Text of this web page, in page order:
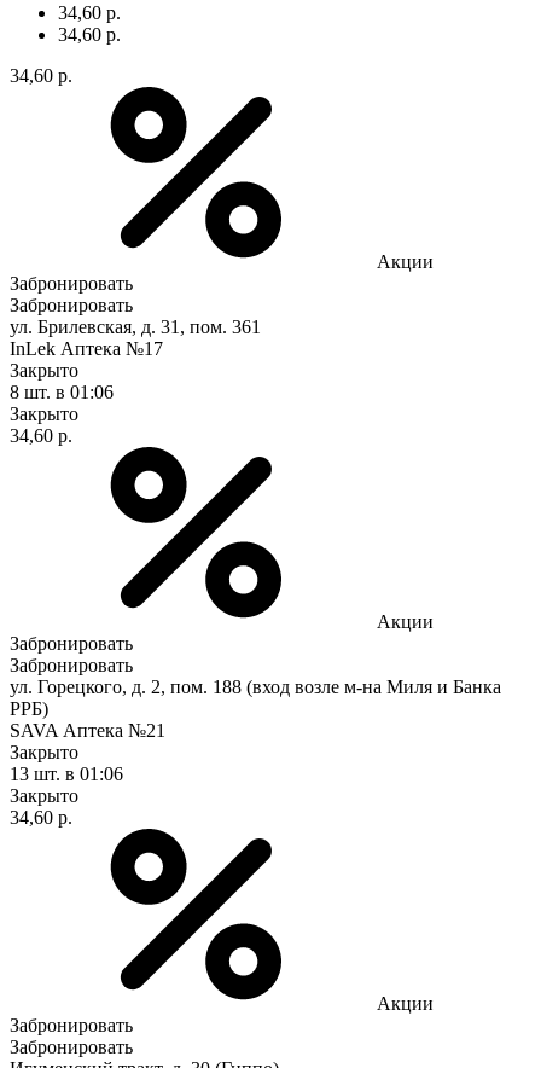
34,60 р.
34,60 р.
34,60 р.
Акции
Забронировать
Забронировать
ул. Брилевская, д. 31, пом. 361
InLek Аптека №17
Закрыто
8 шт. в 01:06
Закрыто
34,60 р.
Акции
Забронировать
Забронировать
ул. Горецкого, д. 2, пом. 188 (вход возле м-на Миля и Банка
РРБ)
SAVA Аптека №21
Закрыто
13 шт. в 01:06
Закрыто
34,60 р.
Акции
Забронировать
Забронировать